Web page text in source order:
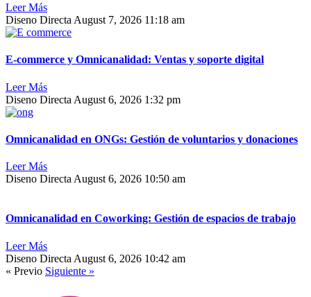
Leer Más
Diseno Directa August 7, 2026 11:18 am
E-commerce y Omnicanalidad: Ventas y soporte digital
Leer Más
Diseno Directa August 6, 2026 1:32 pm
Omnicanalidad en ONGs: Gestión de voluntarios y donaciones
Leer Más
Diseno Directa August 6, 2026 10:50 am
Omnicanalidad en Coworking: Gestión de espacios de trabajo
Leer Más
Diseno Directa August 6, 2026 10:42 am
« Previo Siguiente »